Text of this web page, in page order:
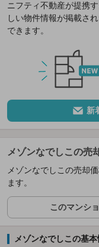
ニフティ不動産が提携
しい物件情報が掲載さ
できます。
新
メゾンなでしこの売
メゾンなでしこの売却
ます。
このマンシ
メゾンなでしこの基本